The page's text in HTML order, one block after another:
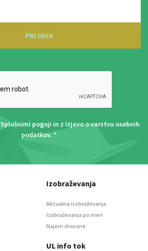
PRIJAVA
Splošnimi pogoji in z Izjavo o varstvu osebnih
podatkov. *
Izobraževanja
Aktualna izobraževanja
Izobraževanja po meri
Najem dvorane
UL info tok